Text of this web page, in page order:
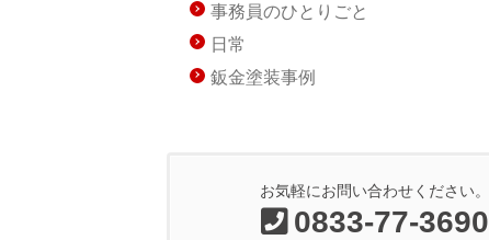
事務員のひとりごと
日常
鈑金塗装事例
お気軽にお問い合わせください。
0833-77-3690